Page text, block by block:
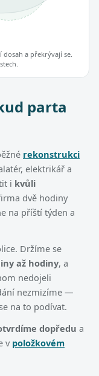
a překrývají se.
parta
rekonstrukci
elektrikář a
i kvůli
dvě hodiny
na příští týden a
Držíme se
až hodiny, a
nedojeli
nezmizíme —
na to podívat.
dopředu a
v položkovém